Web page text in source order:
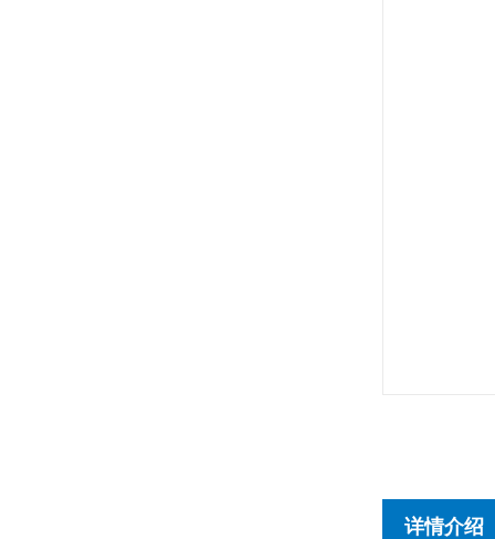
详情介绍